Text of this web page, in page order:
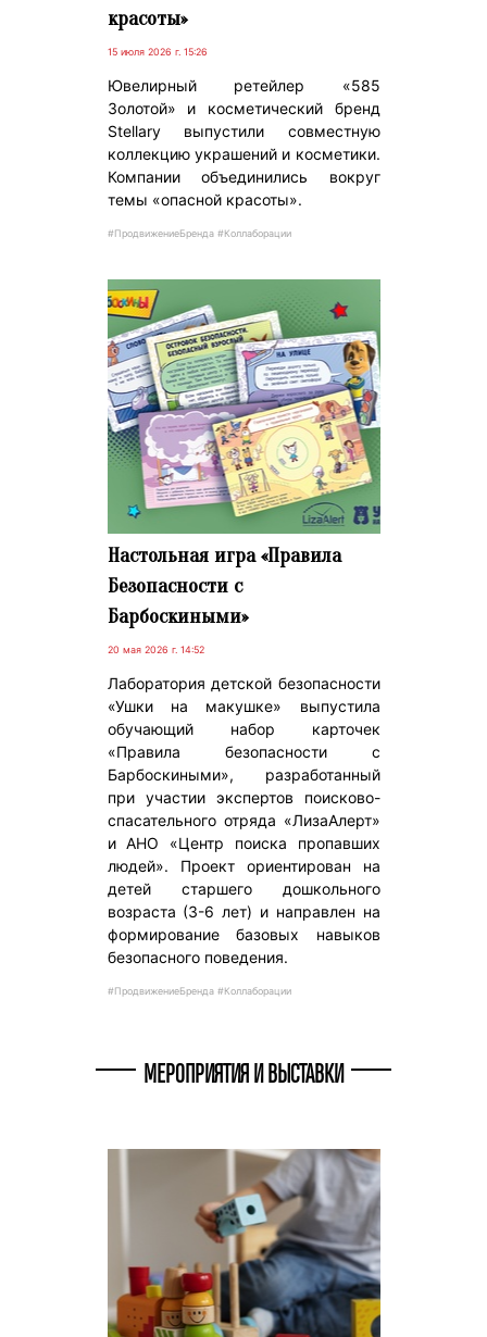
красоты»
15 июля 2026 г. 15:26
Ювелирный ретейлер «585
Золотой» и косметический бренд
Stellary выпустили совместную
коллекцию украшений и косметики.
Компании объединились вокруг
темы «опасной красоты».
#ПродвижениеБренда #Коллаборации
Настольная игра «Правила
Безопасности с
Барбоскиными»
20 мая 2026 г. 14:52
Лаборатория детской безопасности
«Ушки на макушке» выпустила
обучающий набор карточек
«Правила безопасности с
Барбоскиными», разработанный
при участии экспертов поисково-
спасательного отряда «ЛизаАлерт»
и АНО «Центр поиска пропавших
людей». Проект ориентирован на
детей старшего дошкольного
возраста (3-6 лет) и направлен на
формирование базовых навыков
безопасного поведения.
#ПродвижениеБренда #Коллаборации
МЕРОПРИЯТИЯ И ВЫСТАВКИ